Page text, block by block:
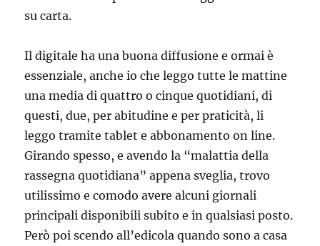
su carta.
Il digitale ha una buona diffusione e ormai è
essenziale, anche io che leggo tutte le mattine
una media di quattro o cinque quotidiani, di
questi, due, per abitudine e per praticità, li
leggo tramite tablet e abbonamento on line.
Girando spesso, e avendo la “malattia della
rassegna quotidiana” appena sveglia, trovo
utilissimo e comodo avere alcuni giornali
principali disponibili subito e in qualsiasi posto.
Però poi scendo all’edicola quando sono a casa